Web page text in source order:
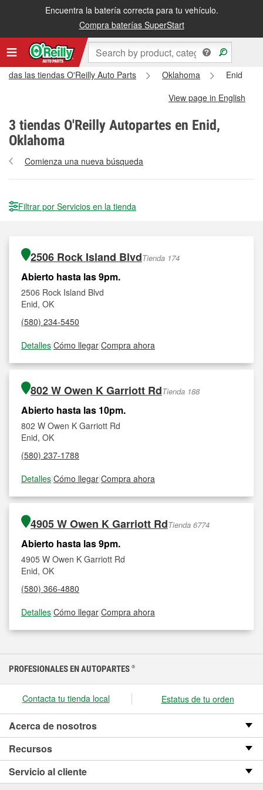
Encuentra la batería correcta para tu vehículo.
Compra baterías SuperStart
Todas las tiendas O'Reilly Auto Parts Oklahoma
Enid
View page in English
3 tiendas O'Reilly Autopartes en Enid,
Oklahoma
Comienza una nueva búsqueda
Filtrar por Servicios en la tienda
2506 Rock Island BlvdTienda 174
Abierto hasta las 9pm.
2506 Rock Island Blvd
Enid, OK
(580) 234-5450
Detalles|Cómo llegar|Compra ahora
802 W Owen K Garriott RdTienda 188
Abierto hasta las 10pm.
802 W Owen K Garriott Rd
Enid, OK
(580) 237-1788
Detalles|Cómo llegar|Compra ahora
4905 W Owen K Garriott RdTienda 6774
Abierto hasta las 9pm.
4905 W Owen K Garriott Rd
Enid, OK
(580) 366-4880
Detalles|Cómo llegar|Compra ahora
PROFESIONALES EN AUTOPARTES ®
Contacta tu tienda local Estatus de tu orden
Acerca de nosotros
Recursos
Servicio al cliente